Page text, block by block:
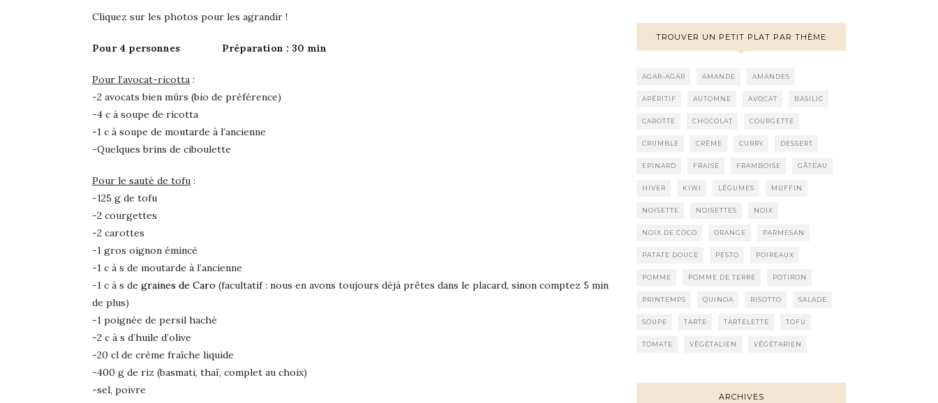
Cliquez sur les photos pour les agrandir !
Pour 4 personnes Préparation : 30 min
Pour l’avocat-ricotta :
-2 avocats bien mûrs (bio de préférence)
-4 c à soupe de ricotta
-1 c à soupe de moutarde à l’ancienne
-Quelques brins de ciboulette
Pour le sauté de tofu :
-125 g de tofu
-2 courgettes
-2 carottes
-1 gros oignon émincé
-1 c à s de moutarde à l’ancienne
-1 c à s de graines de Caro (facultatif : nous en avons toujours déjà prêtes dans le placard, sinon comptez 5 min
de plus)
-1 poignée de persil haché
-2 c à s d’huile d’olive
-20 cl de crème fraîche liquide
-400 g de riz (basmati, thaï, complet au choix)
-sel, poivre
TROUVER UN PETIT PLAT PAR THÈME
AGAR-AGAR AMANDE AMANDES
APÉRITIF AUTOMNE AVOCAT BASILIC
CAROTTE CHOCOLAT COURGETTE
CRUMBLE CRÈME CURRY DESSERT
EPINARD FRAISE FRAMBOISE GÂTEAU
HIVER KIWI LÉGUMES MUFFIN
NOISETTE NOISETTES NOIX
NOIX DE COCO ORANGE PARMESAN
PATATE DOUCE PESTO POIREAUX
POMME POMME DE TERRE POTIRON
PRINTEMPS QUINOA RISOTTO SALADE
SOUPE TARTE TARTELETTE TOFU
TOMATE VÉGÉTALIEN VÉGÉTARIEN
ARCHIVES